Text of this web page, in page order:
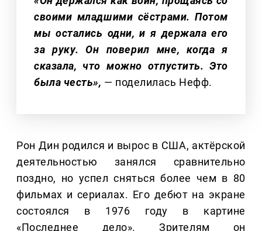
своими младшими сёстрами. Потом
мы остались одни, и я держала его
за руку. Он поверил мне, когда я
сказала, что можно отпустить. Это
была честь», — поделилась Нефф.
Рон Дин родился и вырос в США, актёрской
деятельностью занялся сравнительно
поздно, но успел сняться более чем в 80
фильмах и сериалах. Его дебют на экране
состоялся в 1976 году в картине
«Последнее дело». Зрителям он